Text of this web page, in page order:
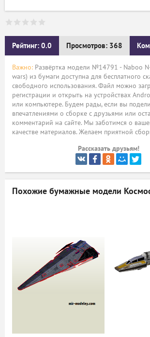
Рейтинг: 0.0 Просмотров: 368
Важно: Развёртка модели №14791 - Naboo
wars) из бумаги доступна для бесплатного
свободного использования. Файл можно
регистрации и открыть на устройствах
или компьютере. Будем рады, если вы
впечатлениями о сборке с друзьями или
комментарий на сайте. Мы заботимся о
качестве материалов. Желаем приятной
Рассказать друзьям!
Похожие бумажные модели